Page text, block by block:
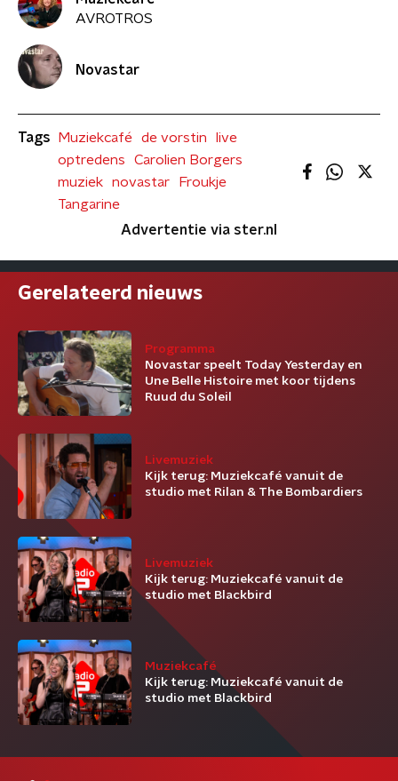
AVROTROS
Novastar
Tags Muziekcafé de vorstin
live
optredens
Carolien Borgers
muziek
novastar
Froukje
Tangarine
Advertentie via ster.nl
Gerelateerd nieuws
Programma
Novastar speelt Today Yesterday en
Une Belle Histoire met koor tijdens
Ruud du Soleil
Livemuziek
Kijk terug: Muziekcafé vanuit de
studio met Rilan & The Bombardiers
Livemuziek
Kijk terug: Muziekcafé vanuit de
studio met Blackbird
Muziekcafé
Kijk terug: Muziekcafé vanuit de
studio met Blackbird